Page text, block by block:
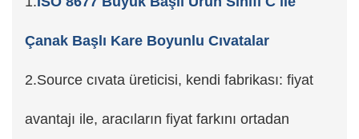
Çanak Başlı Kare Boyunlu Cıvatalar
2.Source cıvata üreticisi, kendi fabrikası: fiyat
avantajı ile, aracıların fiyat farkını ortadan